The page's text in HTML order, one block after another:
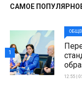
САМОЕ
12:55 |
1